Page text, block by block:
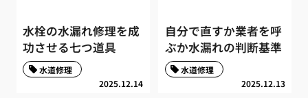
水栓の水漏れ修理を成
功させる七つ道具
2025.12.14
水道修理
自分で直すか業者を呼
ぶか水漏れの判断基準
2025.12.13
水道修理